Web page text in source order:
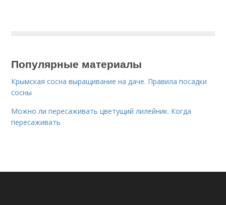
Популярные материалы
Крымская сосна выращивание на даче. Правила посадки
сосны
Можно ли пересаживать цветущий лилейник. Когда
пересаживать